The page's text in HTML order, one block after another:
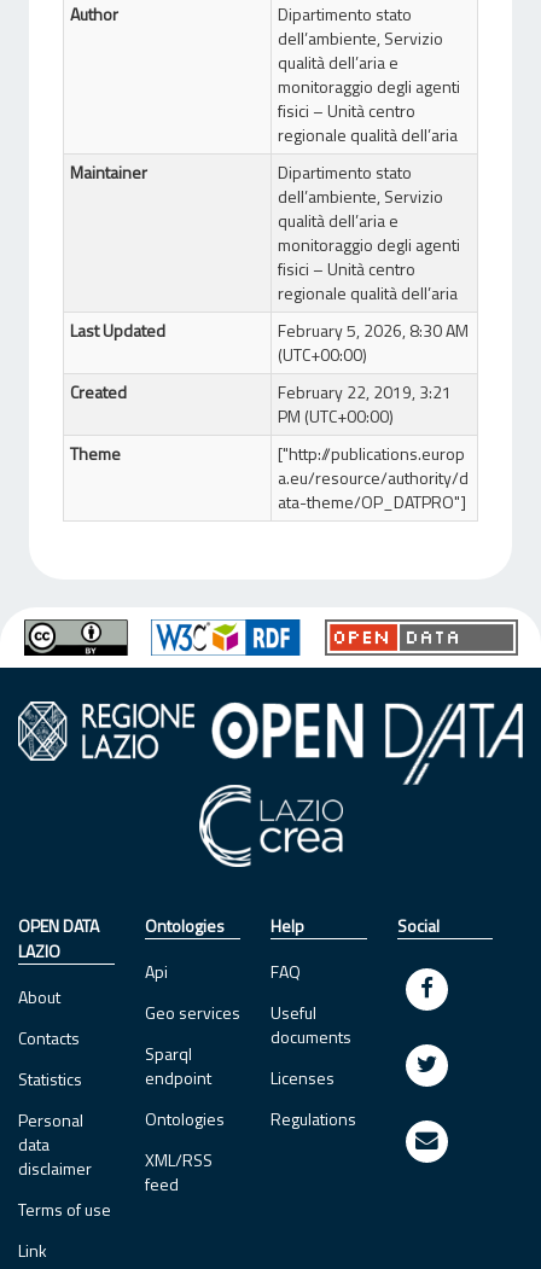
Author
Dipartimento stato
dell’ambiente, Servizio
qualità dell’aria e
monitoraggio degli agenti
fisici – Unità centro
regionale qualità dell’aria
Maintainer
Dipartimento stato
dell’ambiente, Servizio
qualità dell’aria e
monitoraggio degli agenti
fisici – Unità centro
regionale qualità dell’aria
Last Updated
February 5, 2026, 8:30 AM
(UTC+00:00)
Created
February 22, 2019, 3:21
PM (UTC+00:00)
Theme
["http://publications.europ
a.eu/resource/authority/d
ata-theme/OP_DATPRO"]
OPEN DATA
LAZIO
About
Contacts
Statistics
Personal
data
disclaimer
Terms of use
Link
Ontologies
Api
Geo services
Sparql
endpoint
Ontologies
XML/RSS
feed
Help
FAQ
Useful
documents
Licenses
Regulations
Social